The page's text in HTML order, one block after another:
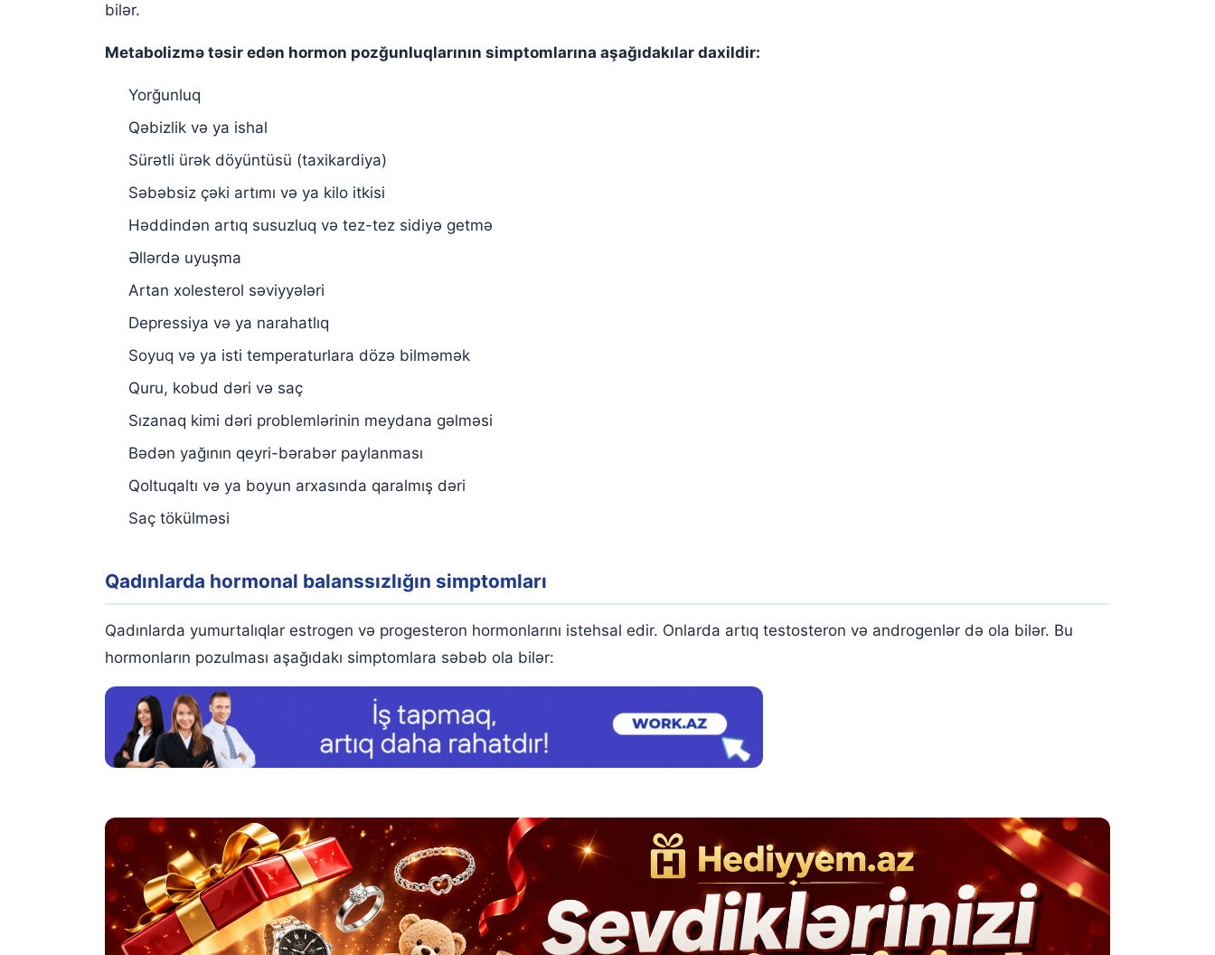
bilər.
Metabolizmə təsir edən hormon pozğunluqlarının simptomlarına aşağıdakılar daxildir:
Yorğunluq
Qəbizlik və ya ishal
Sürətli ürək döyüntüsü (taxikardiya)
Səbəbsiz çəki artımı və ya kilo itkisi
Həddindən artıq susuzluq və tez-tez sidiyə getmə
Əllərdə uyuşma
Artan xolesterol səviyyələri
Depressiya və ya narahatlıq
Soyuq və ya isti temperaturlara dözə bilməmək
Quru, kobud dəri və saç
Sızanaq kimi dəri problemlərinin meydana gəlməsi
Bədən yağının qeyri-bərabər paylanması
Qoltuqaltı və ya boyun arxasında qaralmış dəri
Saç tökülməsi
Qadınlarda hormonal balanssızlığın simptomları
Qadınlarda yumurtalıqlar estrogen və progesteron hormonlarını istehsal edir. Onlarda artıq testosteron və androgenlər də ola bilər. Bu
hormonların pozulması aşağıdakı simptomlara səbəb ola bilər: